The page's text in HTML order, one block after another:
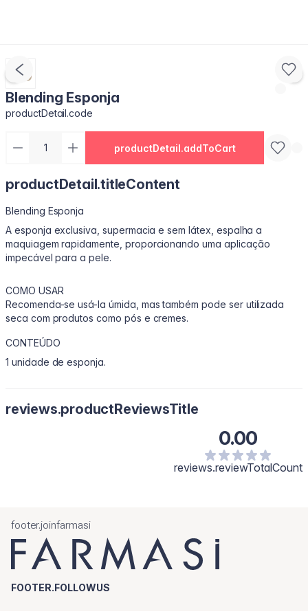
Blending Esponja
productDetail.code
productDetail.addToCart
productDetail.titleContent
Blending Esponja
A esponja exclusiva, supermacia e sem látex, espalha a
maquiagem rapidamente, proporcionando uma aplicação
impecável para a pele.
COMO USAR
Recomenda-se usá-la úmida, mas também pode ser utilizada
seca com produtos como pós e cremes.
CONTEÚDO
1 unidade de esponja.
reviews.productReviewsTitle
0.00
reviews.reviewTotalCount
footer.joinfarmasi
FOOTER.FOLLOWUS